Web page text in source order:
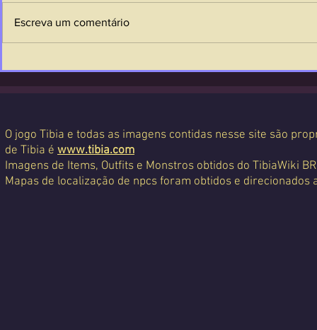
Escreva um comentário
O jogo Tibia e todas as imagens contidas nesse site são
de Tibia é www.tibia.com
Imagens de Items, Outfits e Monstros obtidos do TibiaWiki
Mapas de localização de npcs foram obtidos e direcionados